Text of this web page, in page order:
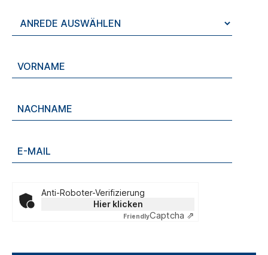
Anti-Roboter-Verifizierung
Hier klicken
FriendlyCaptcha ⇗